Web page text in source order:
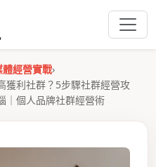
體經營實戰›
獲利社群？5步驟社群經營攻
｜個人品牌社群經營術